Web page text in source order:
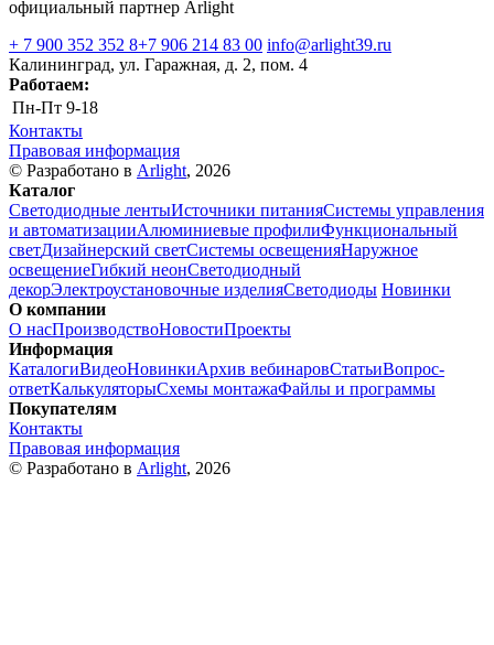
официальный партнер Arlight
+ 7 900 352 352 8+7 906 214 83 00 info@arlight39.ru
Калининград, ул. Гаражная, д. 2, пом. 4
Работаем:
Пн-Пт 9-18
Контакты
Правовая информация
© Разработано в Arlight, 2026
Каталог
Светодиодные лентыИсточники питанияСистемы управления
и автоматизацииАлюминиевые профилиФункциональный
светДизайнерский светСистемы освещенияНаружное
освещениеГибкий неонСветодиодный
декорЭлектроустановочные изделияСветодиоды Новинки
О компании
О насПроизводствоНовостиПроекты
Информация
КаталогиВидеоНовинкиАрхив вебинаровСтатьиВопрос-
ответКалькуляторыСхемы монтажаФайлы и программы
Покупателям
Контакты
Правовая информация
© Разработано в Arlight, 2026